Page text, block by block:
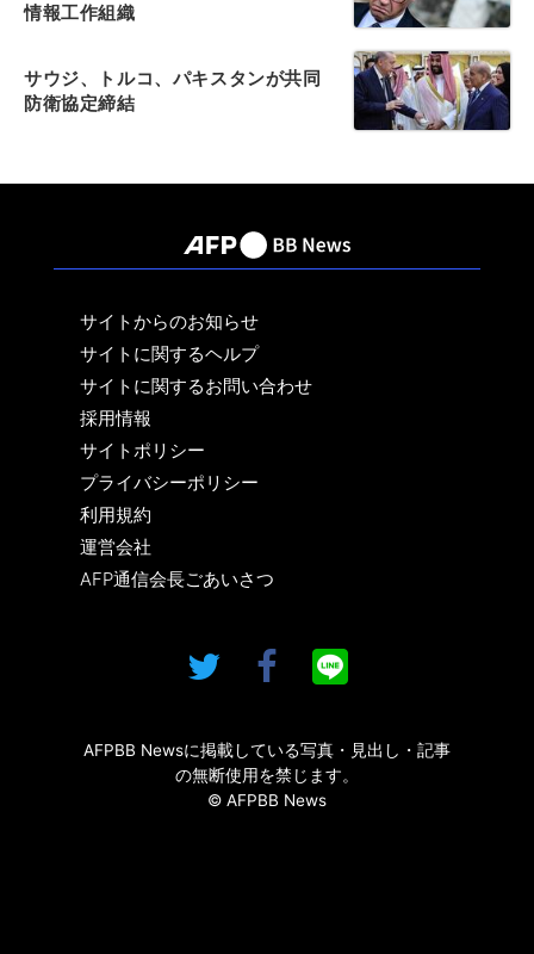
情報工作組織
サウジ、トルコ、パキスタンが共同
防衛協定締結
サイトからのお知らせ
サイトに関するヘルプ
サイトに関するお問い合わせ
採用情報
サイトポリシー
プライバシーポリシー
利用規約
運営会社
AFP通信会長ごあいさつ
AFPBB Newsに掲載している写真・見出し・記事
の無断使用を禁じます。
© AFPBB News